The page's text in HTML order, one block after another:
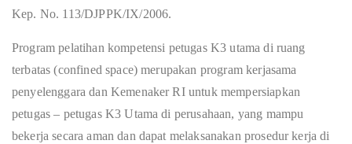
Kep. No. 113/DJPPK/IX/2006.
Program pelatihan kompetensi petugas K3 utama di ruang
terbatas (confined space) merupakan program kerjasama
penyelenggara dan Kemenaker RI untuk mempersiapkan
petugas – petugas K3 Utama di perusahaan, yang mampu
bekerja secara aman dan dapat melaksanakan prosedur kerja di